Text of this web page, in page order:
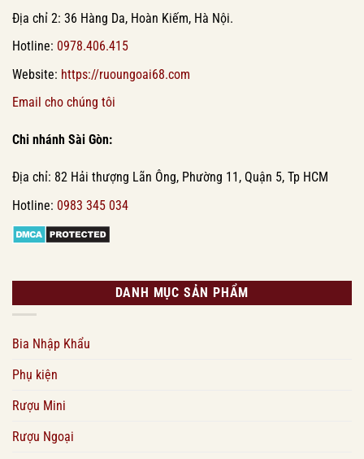
Địa chỉ 2: 36 Hàng Da, Hoàn Kiếm, Hà Nội.
Hotline: 0978.406.415
Website: https://ruoungoai68.com
Email cho chúng tôi
Chi nhánh Sài Gòn:
Địa chỉ: 82 Hải thượng Lãn Ông, Phường 11, Quận 5, Tp HCM
Hotline: 0983 345 034
DANH MỤC SẢN PHẨM
Bia Nhập Khẩu
Phụ kiện
Rượu Mini
Rượu Ngoại